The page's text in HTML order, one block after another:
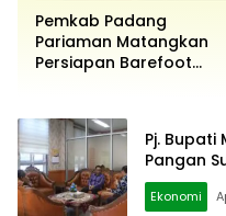
Pemkab Padang
Pariaman Matangkan
Persiapan Barefoot
Pj. Bupati
Pangan
Ekonomi